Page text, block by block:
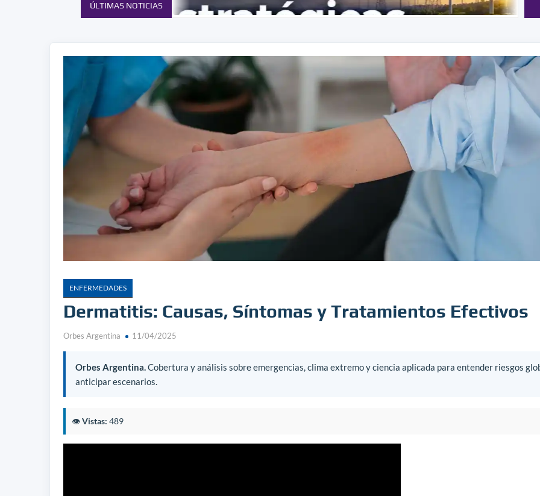
ÚLTIMAS NOTICIAS
ENFERMEDADES
Dermatitis: Causas, Síntomas y Tratamientos Efectivos
Orbes Argentina 11/04/2025
Orbes Argentina.Cobertura y análisis sobre emergencias, clima extremo y ciencia aplicada para entender riesgos
anticipar escenarios.
👁️Vistas: 489